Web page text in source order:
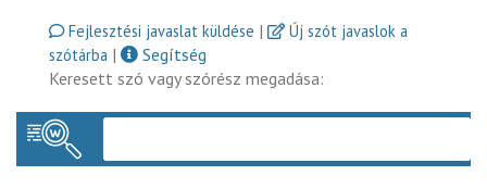
Fejlesztési javaslat küldése |
Új szót javaslok a
szótárba |
Segítség
Keresett szó vagy szórész megadása: